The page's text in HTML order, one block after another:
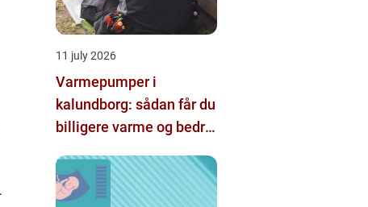
11 july 2026
Varmepumper i
kalundborg: sådan får du
billigere varme og bedre